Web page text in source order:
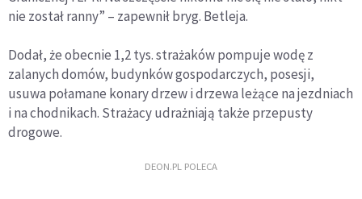
nie został ranny” – zapewnił bryg. Betleja.
Dodał, że obecnie 1,2 tys. strażaków pompuje wodę z
zalanych domów, budynków gospodarczych, posesji,
usuwa połamane konary drzew i drzewa leżące na jezdniach
i na chodnikach. Strażacy udrażniają także przepusty
drogowe.
DEON.PL POLECA